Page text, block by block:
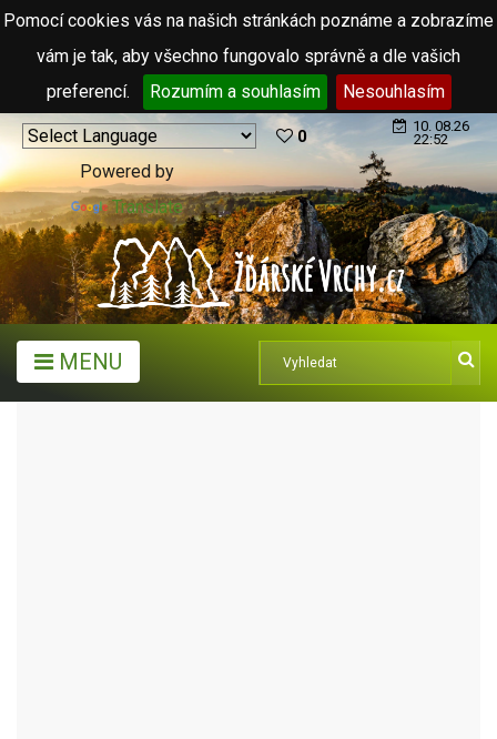
Pomocí cookies vás na našich stránkách poznáme a zobrazíme
vám je tak, aby všechno fungovalo správně a dle vašich
preferencí.
Rozumím a souhlasím Nesouhlasím
Powered by
Translate
0
10. 08.26
22:52
MENU